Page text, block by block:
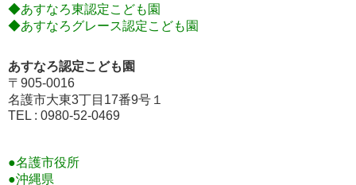
◆あすなろ東認定こども園
◆あすなろグレース認定こども園
あすなろ認定こども園
〒905-0016
名護市大東3丁目17番9号１
TEL : 0980-52-0469
●名護市役所
●沖縄県